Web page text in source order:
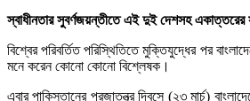
স্বাধীনতার সুবর্ণজয়ন্তীতে এই দুই দেশসহ একাত্তরের
বিশ্বের পরিবর্তিত পরিস্থিতিতে মুক্তিযুদ্ধের পর
মনে করেন কোনো কোনো বিশ্লেষক।
এবার পাকিস্তানের প্রজাতন্ত্র দিবসে (২৩ মার্চ)